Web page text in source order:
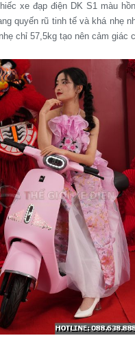
xe đạp điện DK S1 màu
quyến rũ tinh tế và khá nhẹ
chỉ 57,5kg tạo nên cảm giác